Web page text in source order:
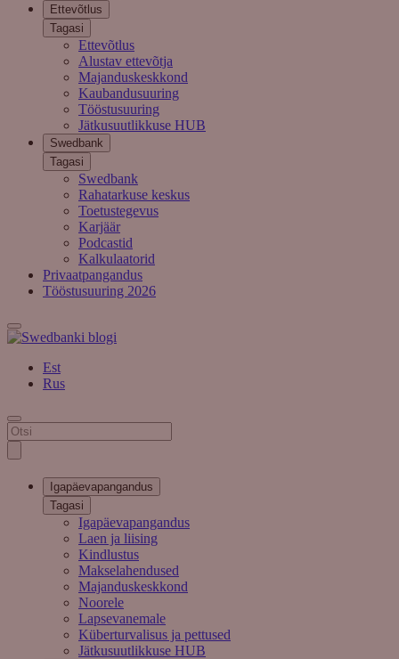
Ettevõtlus
Tagasi
Ettevõtlus
Alustav ettevõtja
Majanduskeskkond
Kaubandusuuring
Tööstusuuring
Jätkusuutlikkuse HUB
Swedbank
Tagasi
Swedbank
Rahatarkuse keskus
Toetustegevus
Karjäär
Podcastid
Kalkulaatorid
Privaatpangandus
Tööstusuuring 2026
Est
Rus
Igapäevapangandus
Tagasi
Igapäevapangandus
Laen ja liising
Kindlustus
Makselahendused
Majanduskeskkond
Noorele
Lapsevanemale
Küberturvalisus ja pettused
Jätkusuutlikkuse HUB